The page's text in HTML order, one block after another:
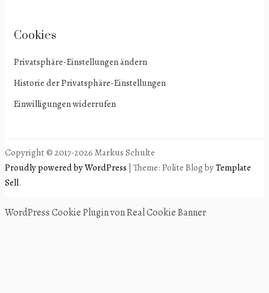
Cookies
Privatsphäre-Einstellungen ändern
Historie der Privatsphäre-Einstellungen
Einwilligungen widerrufen
Copyright © 2017-2026 Markus Schulte
Proudly powered by WordPress | Theme: Polite Blog byTemplate
Sell.
WordPress Cookie Plugin von Real Cookie Banner